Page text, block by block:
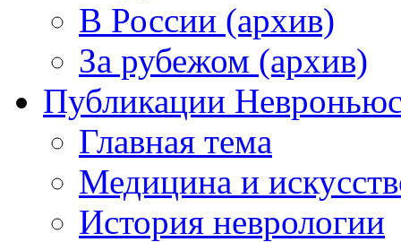
В России (архив)
За рубежом (архив)
Публикации
Главная тема
Медицина и
История неврологии